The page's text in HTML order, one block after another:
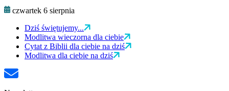
czwartek 6 sierpnia
Dziś świętujemy...
Modlitwa wieczorna dla ciebie
Cytat z Biblii dla ciebie na dziś
Modlitwa dla ciebie na dziś